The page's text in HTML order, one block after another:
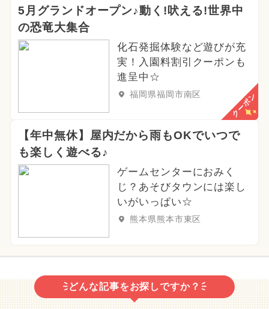
5月グランドオープン♪動く!吠える!世界中
の恐竜大集合
化石発掘体験など遊びが充
実！入園料割引クーポンも
進呈中☆
福岡県福岡市南区 クーポン
【年中無休】屋内だから雨もOKでいつで
も楽しく遊べる♪
ゲームセンターにおみく
じ？あそびタウンには楽し
いがいっぱい☆
熊本県熊本市東区
どんな記事をお探しですか？